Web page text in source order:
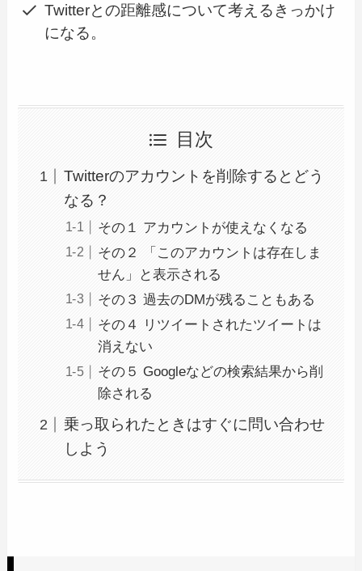
Twitterとの距離感について考えるきっかけ
になる。
目次
Twitterのアカウントを削除するとどう
なる？
その１ アカウントが使えなくなる
その２ 「このアカウントは存在しま
せん」と表示される
その３ 過去のDMが残ることもある
その４ リツイートされたツイートは
消えない
その５ Googleなどの検索結果から削
除される
乗っ取られたときはすぐに問い合わせ
しよう